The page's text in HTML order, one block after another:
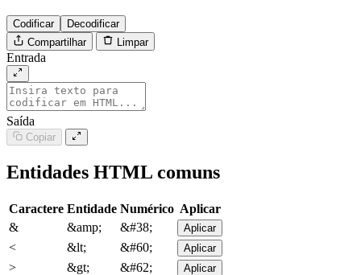
Codificar
Decodificar
Compartilhar
Limpar
Entrada
Saída
Copiar
Entidades HTML comuns
Caractere Entidade Numérico Aplicar
&
&amp; &#38; Aplicar
< &lt; &#60; Aplicar
> &gt; &#62; Aplicar